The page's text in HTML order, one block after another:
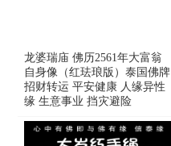
龙婆瑞庙 佛历2561年大富翁
自身像（红珐琅版）泰国佛牌
招财转运 平安健康 人缘异性
缘 生意事业 挡灾避险